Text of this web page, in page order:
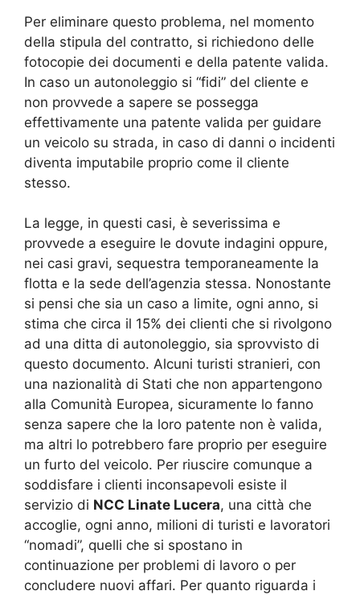
Per eliminare questo problema, nel momento
della stipula del contratto, si richiedono delle
fotocopie dei documenti e della patente valida.
In caso un autonoleggio si “fidi” del cliente e
non provvede a sapere se possegga
effettivamente una patente valida per guidare
un veicolo su strada, in caso di danni o incidenti
diventa imputabile proprio come il cliente
stesso.
La legge, in questi casi, è severissima e
provvede a eseguire le dovute indagini oppure,
nei casi gravi, sequestra temporaneamente la
flotta e la sede dell’agenzia stessa. Nonostante
si pensi che sia un caso a limite, ogni anno, si
stima che circa il 15% dei clienti che si rivolgono
ad una ditta di autonoleggio, sia sprovvisto di
questo documento. Alcuni turisti stranieri, con
una nazionalità di Stati che non appartengono
alla Comunità Europea, sicuramente lo fanno
senza sapere che la loro patente non è valida,
ma altri lo potrebbero fare proprio per eseguire
un furto del veicolo. Per riuscire comunque a
soddisfare i clienti inconsapevoli esiste il
servizio di NCC Linate Lucera, una città che
accoglie, ogni anno, milioni di turisti e lavoratori
“nomadi”, quelli che si spostano in
continuazione per problemi di lavoro o per
concludere nuovi affari. Per quanto riguarda i